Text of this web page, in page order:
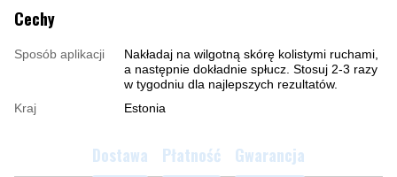
Cechy
Sposób aplikacji
Nakładaj na wilgotną skórę kolistymi ruchami,
a następnie dokładnie spłucz. Stosuj 2-3 razy
w tygodniu dla najlepszych rezultatów.
Kraj
Estonia
Dostawa Płatność Gwarancja